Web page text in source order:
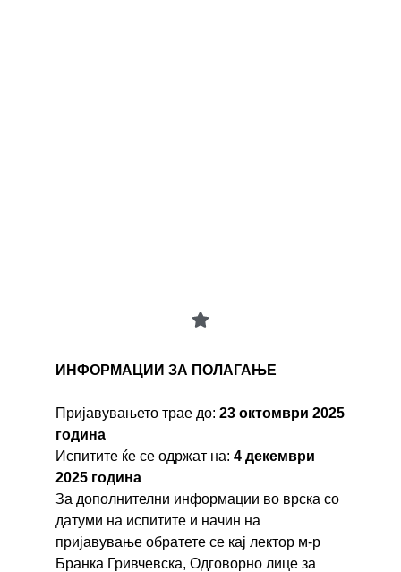
ИНФОРМАЦИИ ЗА ПОЛАГАЊЕ
Пријавувањето трае до: 23 октомври 2025
година
Испитите ќе се одржат на: 4 декември
2025 година
За дополнителни информации во врска со
датуми на испитите и начин на
пријавување обратете се кај лектор м-р
Бранка Гривчевска, Одговорно лице за